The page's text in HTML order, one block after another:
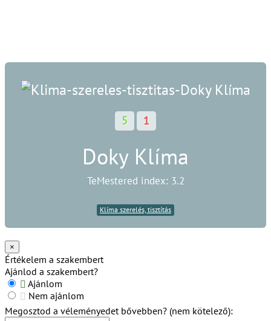
5 1
Doky Klíma
TeMestered index: 3.2
Klíma szerelés, tisztítás
×
Értékelem a szakembert
Ajánlod a szakembert?
Ajánlom
Nem ajánlom
Megosztod a véleményedet bővebben? (nem kötelező):